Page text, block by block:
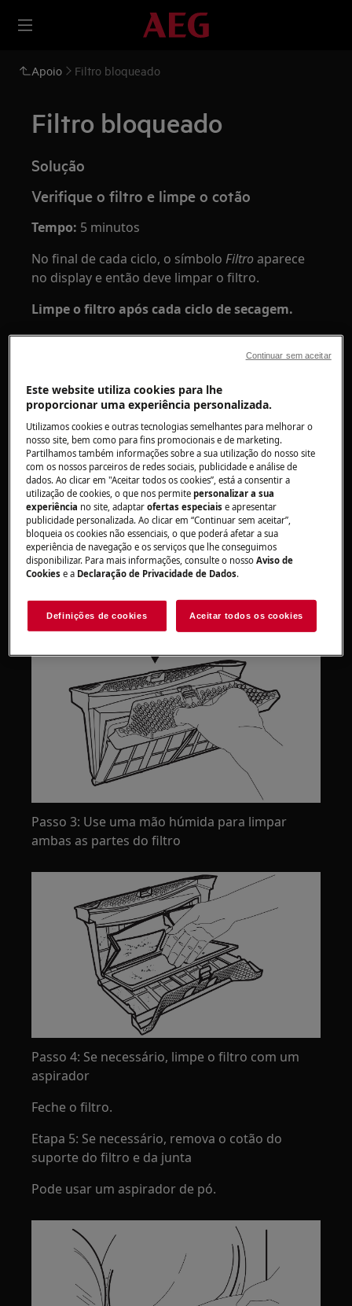
Apoio Filtro bloqueado
Filtro bloqueado
Solução
Verifique o filtro e limpe o cotão
Tempo: 5 minutos
No final de cada ciclo, o símboloFiltroaparece
no display e então deve limpar o filtro.
Limpe o filtro após cada ciclo de secagem.
Um filtro sujo impede o fluxo de ar e pode
levar a maus resultados de secagem.
Passo 1: Abra a porta e puxe o filtro para cima
Passo 2: Empurre o gancho para abrir o filtro
Passo 3: Use uma mão húmida para limpar
ambas as partes do filtro
Passo 4: Se necessário, limpe o filtro com um
aspirador
Feche o filtro.
Etapa 5: Se necessário, remova o cotão do
suporte do filtro e da junta
Pode usar um aspirador de pó.
Este website utiliza cookies para lhe
proporcionar uma experiência personalizada.
Utilizamos cookies e outras tecnologias semelhantes para melhorar o
nosso site, bem como para fins promocionais e de marketing.
Partilhamos também informações sobre a sua utilização do nosso site
com os nossos parceiros de redes sociais, publicidade e análise de
dados. Ao clicar em "Aceitar todos os cookies”, está a consentir a
utilização de cookies, o que nos permitepersonalizar a sua
experiência no site, adaptarofertas especiaise apresentar
publicidade personalizada. Ao clicar em “Continuar sem aceitar”,
bloqueia os cookies não essenciais, o que poderá afetar a sua
experiência de navegação e os serviços que lhe conseguimos
disponibilizar. Para mais informações, consulte o nossoAviso de
Cookies e a Declaração de Privacidade de Dados.
Definições de cookies Aceitar todos os cookies
Continuar sem aceitar